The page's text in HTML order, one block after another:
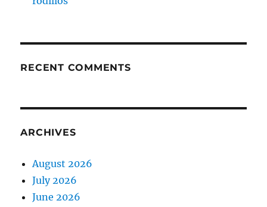
RECENT COMMENTS
ARCHIVES
August 2026
July 2026
June 2026